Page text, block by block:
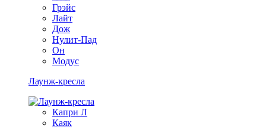
Грэйс
Лайт
Дож
Нулит-Пад
Он
Модус
Лаунж-кресла
Капри Л
Каяк